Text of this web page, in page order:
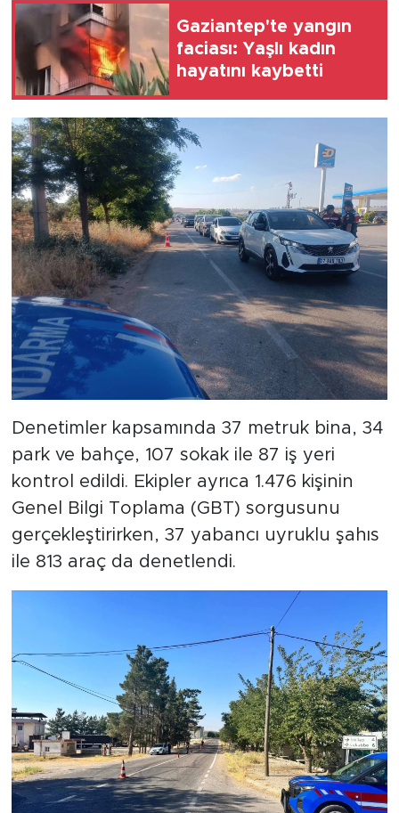
Gaziantep'te yangın
faciası: Yaşlı kadın
hayatını kaybetti
Denetimler kapsamında 37 metruk bina, 34
park ve bahçe, 107 sokak ile 87 iş yeri
kontrol edildi. Ekipler ayrıca 1.476 kişinin
Genel Bilgi Toplama (GBT) sorgusunu
gerçekleştirirken, 37 yabancı uyruklu şahıs
ile 813 araç da denetlendi.